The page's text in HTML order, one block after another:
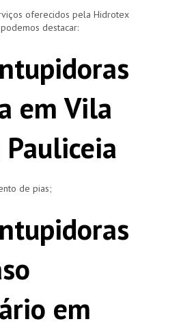
oferecidos pela Hidrotex
destacar:
em Vila
Pauliceia
de pias;
em